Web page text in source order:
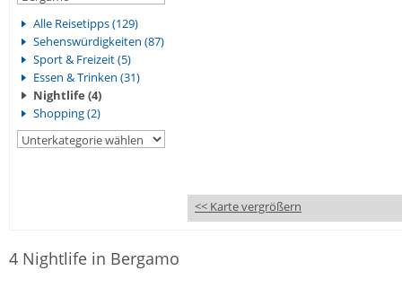
Alle Reisetipps (129)
Sehenswürdigkeiten (87)
Sport & Freizeit (5)
Essen & Trinken (31)
Nightlife (4)
Shopping (2)
<< Karte vergrößern
4 Nightlife in Bergamo